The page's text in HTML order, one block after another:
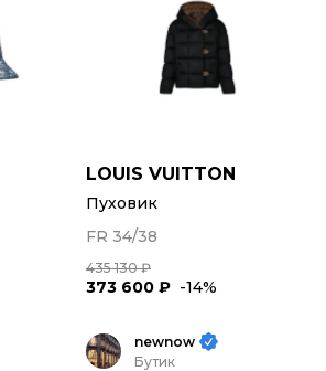
LOUIS VUITTON
Пуховик
FR 34/38
435 130 ₽
373 600 ₽ -14%
newnow
Бутик